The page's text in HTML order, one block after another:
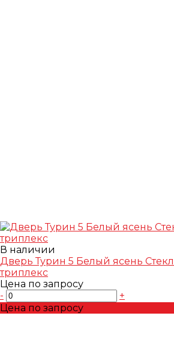
В наличии
Дверь Турин 5 Белый ясень
триплекс
Цена по запросу
-
+
Цена по запросу